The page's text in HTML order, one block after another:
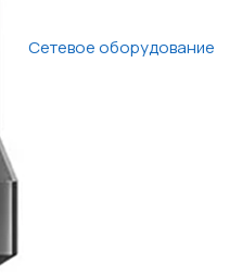
Сетевое оборудование